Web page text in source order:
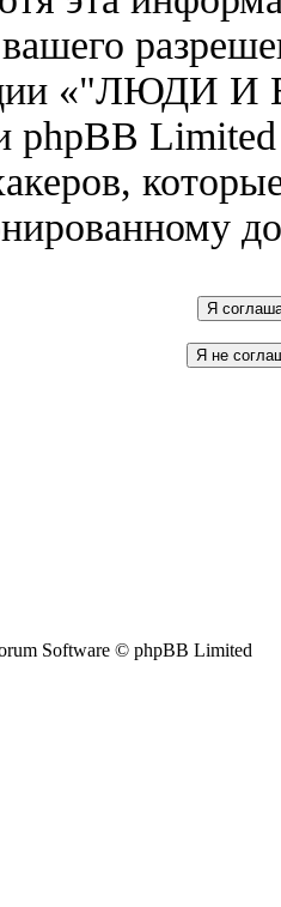
«"ЛЮДИ И
phpBB Limited
Software © phpBB Limited